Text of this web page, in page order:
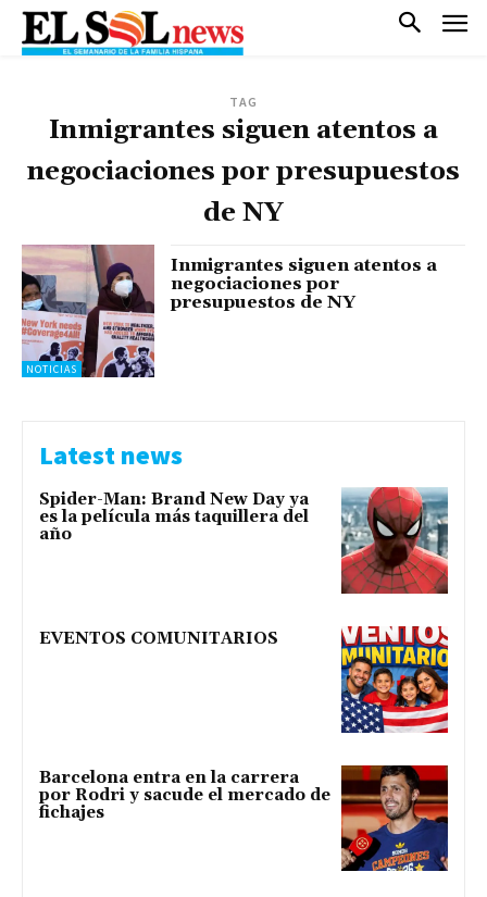
TAG
Inmigrantes siguen atentos a
negociaciones por presupuestos
de NY
NOTICIAS
Inmigrantes siguen atentos a
negociaciones por
presupuestos de NY
Latest news
Spider-Man: Brand New Day ya
es la película más taquillera del
año
EVENTOS COMUNITARIOS
Barcelona entra en la carrera
por Rodri y sacude el mercado de
fichajes